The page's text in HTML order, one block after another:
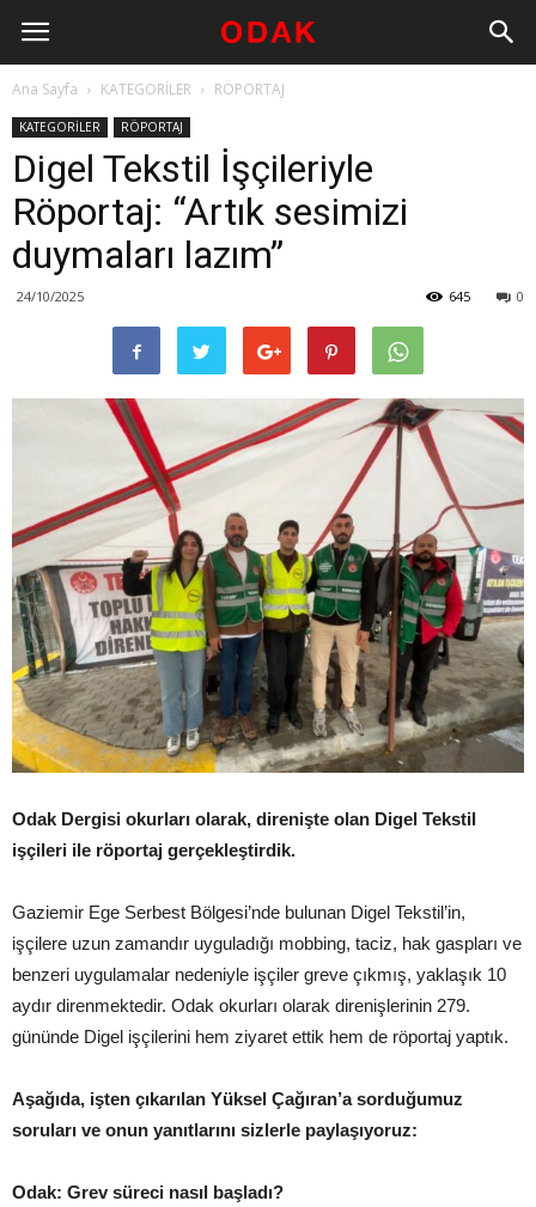
Ana Sayfa KATEGORİLER RÖPORTAJ
KATEGORİLER RÖPORTAJ
Digel Tekstil İşçileriyle
Röportaj: “Artık sesimizi
duymaları lazım”
24/10/2025 0
645
Odak Dergisi okurları olarak, direnişte olan Digel Tekstil
işçileri ile röportaj gerçekleştirdik.
Gaziemir Ege Serbest Bölgesi’nde bulunan Digel Tekstil’in,
işçilere uzun zamandır uyguladığı mobbing, taciz, hak gaspları ve
benzeri uygulamalar nedeniyle işçiler greve çıkmış, yaklaşık 10
aydır direnmektedir. Odak okurları olarak direnişlerinin 279.
gününde Digel işçilerini hem ziyaret ettik hem de röportaj yaptık.
Aşağıda, işten çıkarılan Yüksel Çağıran’a sorduğumuz
soruları ve onun yanıtlarını sizlerle paylaşıyoruz:
Odak: Grev süreci nasıl başladı?